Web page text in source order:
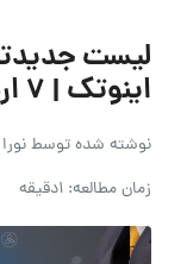
لیست
اینوتک | 7 اردیبهشت 1405
نوشته شده توسط
زمان مطالعه: 1دقیقه